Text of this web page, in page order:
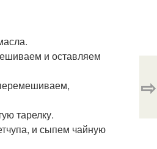
и оставляем
тарелку.
и сыпем чайную
⇨